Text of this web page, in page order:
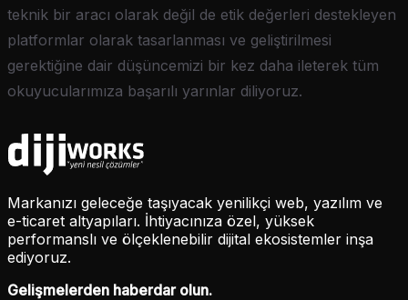
teknik bir aracı olarak değil de etik değerleri destekleyen
platformlar olarak tasarlanması ve geliştirilmesi
gerektiğine dair düşüncemizi bir kez daha ileterek tüm
okuyucularımıza başarılı yarınlar diliyoruz.
Markanızı geleceğe taşıyacak yenilikçi web, yazılım ve
e-ticaret altyapıları. İhtiyacınıza özel, yüksek
performanslı ve ölçeklenebilir dijital ekosistemler inşa
ediyoruz.
Gelişmelerden haberdar olun.